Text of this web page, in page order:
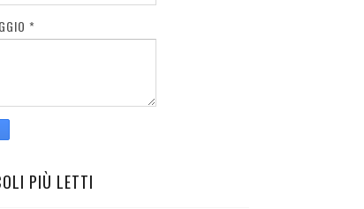
*
PIÙ LETTI